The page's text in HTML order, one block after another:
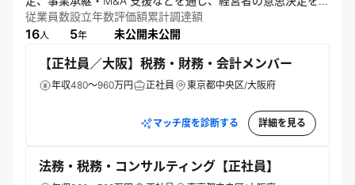
えるパートナーとして寄り添う。
従業員数
16人
設立年数
5年
評価額
未公開
累計調達額
未公開
【正社員／大阪】税務・財務・会計メンバー
年収480～960万円 正社員 東京都中央区/大阪府
マッチ度を診断する 詳細を見る
法務・税務・コンサルティング【正社員】